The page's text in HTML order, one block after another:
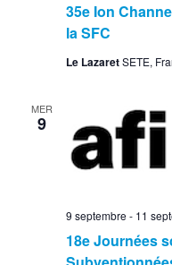
35e Ion
la SFC
Le LazaretSETE,
MER
9
18e Journées
9 septembre - 11